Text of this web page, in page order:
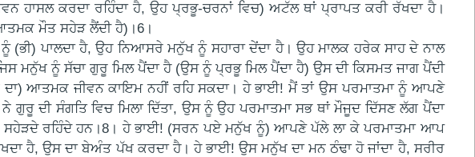
ਹਾਸਲ ਕਰਦਾ ਰਹਿੰਦਾ ਹੈ, ਉਹ ਪ੍ਰਭੂ-ਚਰਨਾਂ ਵਿਚ) ਅਟੱਲ ਥਾਂ ਪ੍ਰਾਪਤ ਕਰੀ ਰੱਖਦਾ ਹੈ।
ਮੌਤ ਸਹੇੜ ਲੈਂਦੀ ਹੈ)।6।
ਪਾਲਦਾ ਹੈ, ਉਹ ਨਿਆਸਰੇ ਮਨੁੱਖ ਨੂੰ ਸਹਾਰਾ ਦੇਂਦਾ ਹੈ। ਉਹ ਮਾਲਕ ਹਰੇਕ ਸਾਹ ਦੇ ਨਾਲ
ਮਨੁੱਖ ਨੂੰ ਸੱਚਾ ਗੁਰੂ ਮਿਲ ਪੈਂਦਾ ਹੈ (ਉਸ ਨੂੰ ਪ੍ਰਭੂ ਮਿਲ ਪੈਂਦਾ ਹੈ) ਉਸ ਦੀ ਕਿਸਮਤ ਜਾਗ ਪੈਂਦੀ
ਆਤਮਕ ਜੀਵਨ ਕਾਇਮ ਨਹੀਂ ਰਹਿ ਸਕਦਾ। ਹੇ ਭਾਈ! ਮੈਂ ਤਾਂ ਉਸ ਪਰਮਾਤਮਾ ਨੂੰ ਆਪਣੇ
ਦੀ ਸੰਗਤਿ ਵਿਚ ਮਿਲਾ ਦਿੱਤਾ, ਉਸ ਨੂੰ ਉਹ ਪਰਮਾਤਮਾ ਸਭ ਥਾਂ ਮੌਜੂਦ ਦਿੱਸਣ ਲੱਗ ਪੈਂਦਾ
ਸਹੇੜਦੇ ਰਹਿੰਦੇ ਹਨ।8। ਹੇ ਭਾਈ! (ਸਰਨ ਪਏ ਮਨੁੱਖ ਨੂੰ) ਆਪਣੇ ਪੱਲੇ ਲਾ ਕੇ ਪਰਮਾਤਮਾ ਆਪ
ਹੈ, ਉਸ ਦਾ ਬੇਅੰਤ ਪੱਖ ਕਰਦਾ ਹੈ। ਹੇ ਭਾਈ! ਉਸ ਮਨੁੱਖ ਦਾ ਮਨ ਠੰਢਾ ਹੋ ਜਾਂਦਾ ਹੈ, ਸਰੀਰ